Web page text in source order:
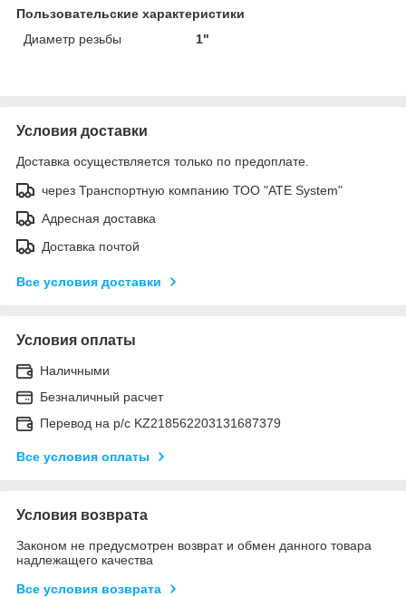
Пользовательские характеристики
Диаметр резьбы
1"
Условия доставки
Доставка осуществляется только по предоплате.
через Транспортную компанию ТОО "ATE System"
Адресная доставка
Доставка почтой
Все условия доставки
Условия оплаты
Наличными
Безналичный расчет
Перевод на р/с KZ218562203131687379
Все условия оплаты
Условия возврата
Законом не предусмотрен возврат и обмен данного товара
надлежащего качества
Все условия возврата